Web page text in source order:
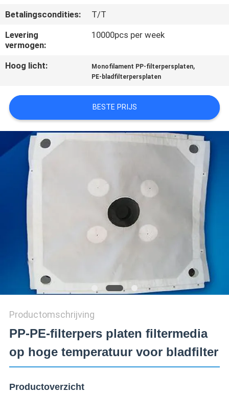
OM EEN
CITAAT
SITEMAP
PRIVACY
POLICY
Betalingscondities:
T/T
Levering
vermogen:
10000pcs per week
Hoog licht: Monofilament PP-filterpersplaten,
PE-bladfilterpersplaten
BESTE PRIJS
Productomschrijving
PP-PE-filterpers platen filtermedia
op hoge temperatuur voor bladfilter
Productoverzicht